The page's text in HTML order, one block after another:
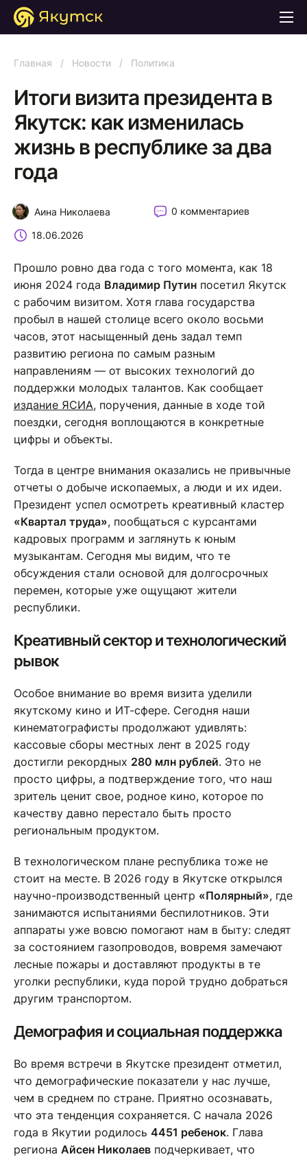
Главная / Новости / Политика
Итоги визита президента в
Якутск: как изменилась
жизнь в республике за два
года
Аина Николаева 0 комментариев
18.06.2026
Прошло ровно два года с того момента, как 18
июня 2024 года Владимир Путин посетил Якутск
с рабочим визитом. Хотя глава государства
пробыл в нашей столице всего около восьми
часов, этот насыщенный день задал темп
развитию региона по самым разным
направлениям — от высоких технологий до
поддержки молодых талантов. Как сообщает
издание ЯСИА, поручения, данные в ходе той
поездки, сегодня воплощаются в конкретные
цифры и объекты.
Тогда в центре внимания оказались не привычные
отчеты о добыче ископаемых, а люди и их идеи.
Президент успел осмотреть креативный кластер
«Квартал труда», пообщаться с курсантами
кадровых программ и заглянуть к юным
музыкантам. Сегодня мы видим, что те
обсуждения стали основой для долгосрочных
перемен, которые уже ощущают жители
республики.
Креативный сектор и технологический
рывок
Особое внимание во время визита уделили
якутскому кино и ИТ-сфере. Сегодня наши
кинематографисты продолжают удивлять:
кассовые сборы местных лент в 2025 году
достигли рекордных 280 млн рублей. Это не
просто цифры, а подтверждение того, что наш
зритель ценит свое, родное кино, которое по
качеству давно перестало быть просто
региональным продуктом.
В технологическом плане республика тоже не
стоит на месте. В 2026 году в Якутске открылся
научно-производственный центр «Полярный», где
занимаются испытаниями беспилотников. Эти
аппараты уже вовсю помогают нам в быту: следят
за состоянием газопроводов, вовремя замечают
лесные пожары и доставляют продукты в те
уголки республики, куда порой трудно добраться
другим транспортом.
Демография и социальная поддержка
Во время встречи в Якутске президент отметил,
что демографические показатели у нас лучше,
чем в среднем по стране. Приятно осознавать,
что эта тенденция сохраняется. С начала 2026
года в Якутии родилось 4451 ребенок. Глава
региона Айсен Николаев подчеркивает, что